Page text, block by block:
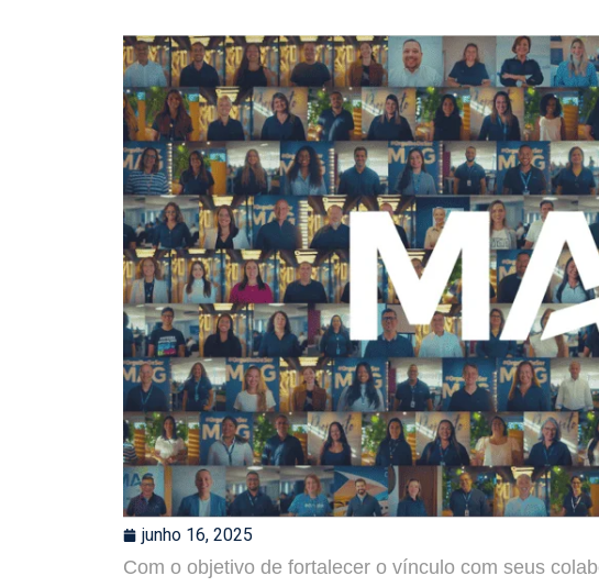
junho 16, 2025
Com o objetivo de fortalecer o vínculo com seus